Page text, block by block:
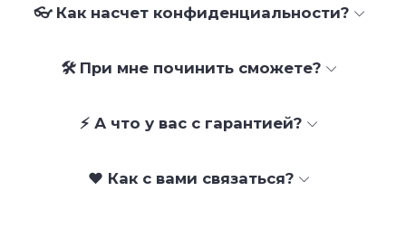
👓 Как насчет конфиденциальности?
🛠 При мне починить сможете?
⚡ А что у вас с гарантией?
❤️ Как с вами связаться?